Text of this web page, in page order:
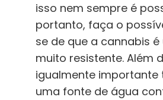
isso nem sempre é
portanto, faça o
se de que a cannabis
muito resistente. Além
igualmente importante
uma fonte de água